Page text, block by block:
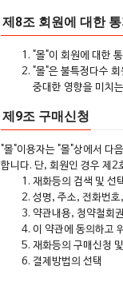
제8조 회원에 대한 통
"몰"이 회원에 대한
"몰"은 불특정다수
중대한 영향을 미치
제9조 구매신청
"몰"이용자는 "몰"상에서 다
합니다. 단, 회원인 경우 제2
재화등의 검색 및 선
성명, 주소, 전화번
약관내용, 청약철회
이 약관에 동의하고
재화등의 구매신청
결제방법의 선택